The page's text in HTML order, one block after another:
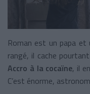
Roman est un papa
rangé, il cache
Accro à la cocaïne, il
C’est énorme,